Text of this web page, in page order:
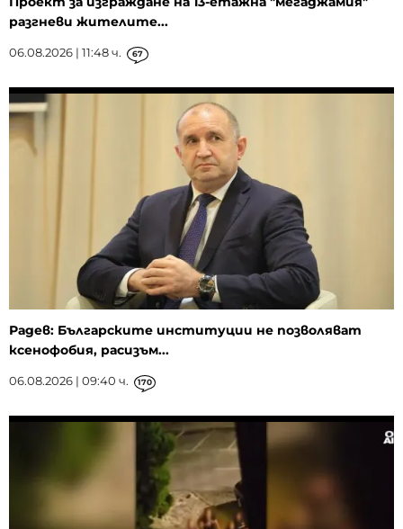
разгневи жителите...
06.08.2026 | 11:48 ч. 67
Радев: Българските институции не позволяват
ксенофобия, расизъм...
06.08.2026 | 09:40 ч. 170